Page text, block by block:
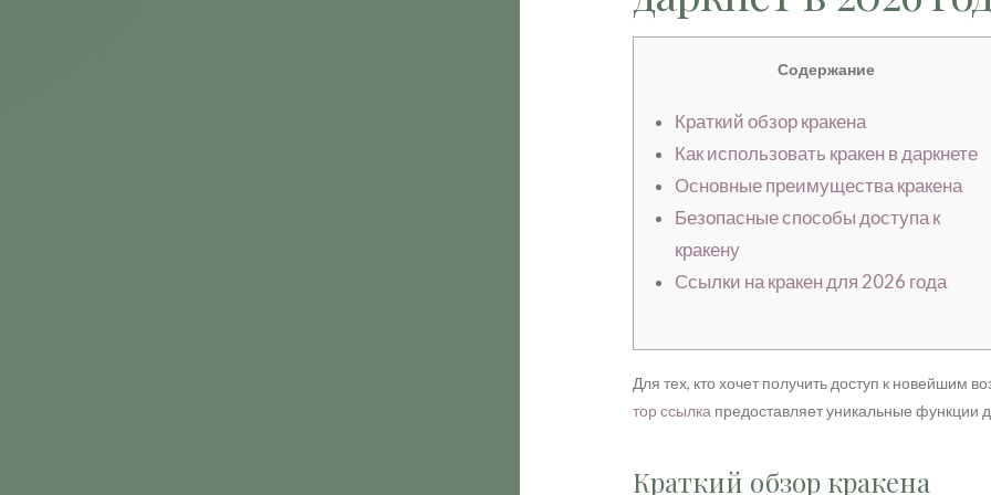
Содержание
Краткий обзор кракена
Как использовать кракен в даркнете
Основные преимущества кракена
Безопасные способы доступа к
кракену
Ссылки на кракен для 2026 года
Для тех, кто хочет получить доступ к новейшим
тор ссылка предоставляет уникальные функции
Краткий обзор кракена